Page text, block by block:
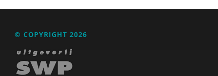
© COPYRIGHT 2026